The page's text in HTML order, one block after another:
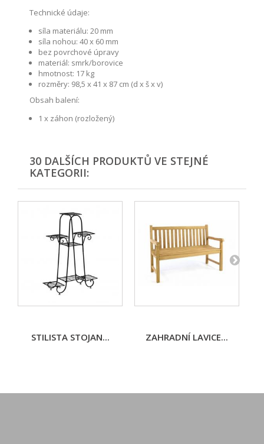
Technické údaje:
síla materiálu: 20 mm
síla nohou: 40 x 60 mm
bez povrchové úpravy
materiál: smrk/borovice
hmotnost: 17 kg
rozměry: 98,5 x 41 x 87 cm (d x š x v)
Obsah balení:
1 x záhon (rozložený)
30 DALŠÍCH PRODUKTŮ VE STEJNÉ
KATEGORII:
STILISTA STOJAN... ZAHRADNÍ LAVICE...